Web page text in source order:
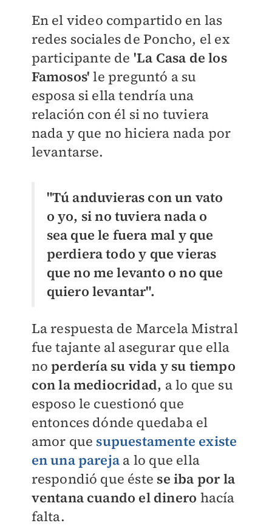
En el video compartido en las
redes sociales de Poncho, el ex
participante de 'La Casa de los
Famosos'le preguntó a su
esposa si ella tendría una
relación con él si no tuviera
nada y que no hiciera nada por
levantarse.
"Tú anduvieras con un vato
o yo, si no tuviera nada o
sea que le fuera mal y que
perdiera todo y que vieras
que no me levanto o no que
quiero levantar".
La respuesta de Marcela Mistral
fue tajante al asegurar que ella
noperdería su vida y su tiempo
con la mediocridad, a lo que su
esposo le cuestionó que
entonces dónde quedaba el
amor que supuestamente existe
en una pareja a lo que ella
respondió que éste se iba por la
ventana cuando el dinero hacía
falta.